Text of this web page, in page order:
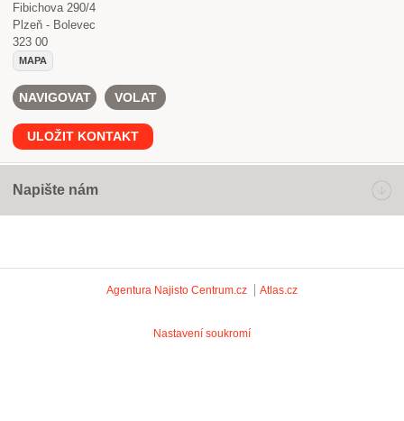
Fibichova 290/4
Plzeň - Bolevec
323 00
MAPA
NAVIGOVAT VOLAT
ULOŽIT KONTAKT
Napište nám
Agentura Najisto Centrum.cz Atlas.cz
Nastavení soukromí